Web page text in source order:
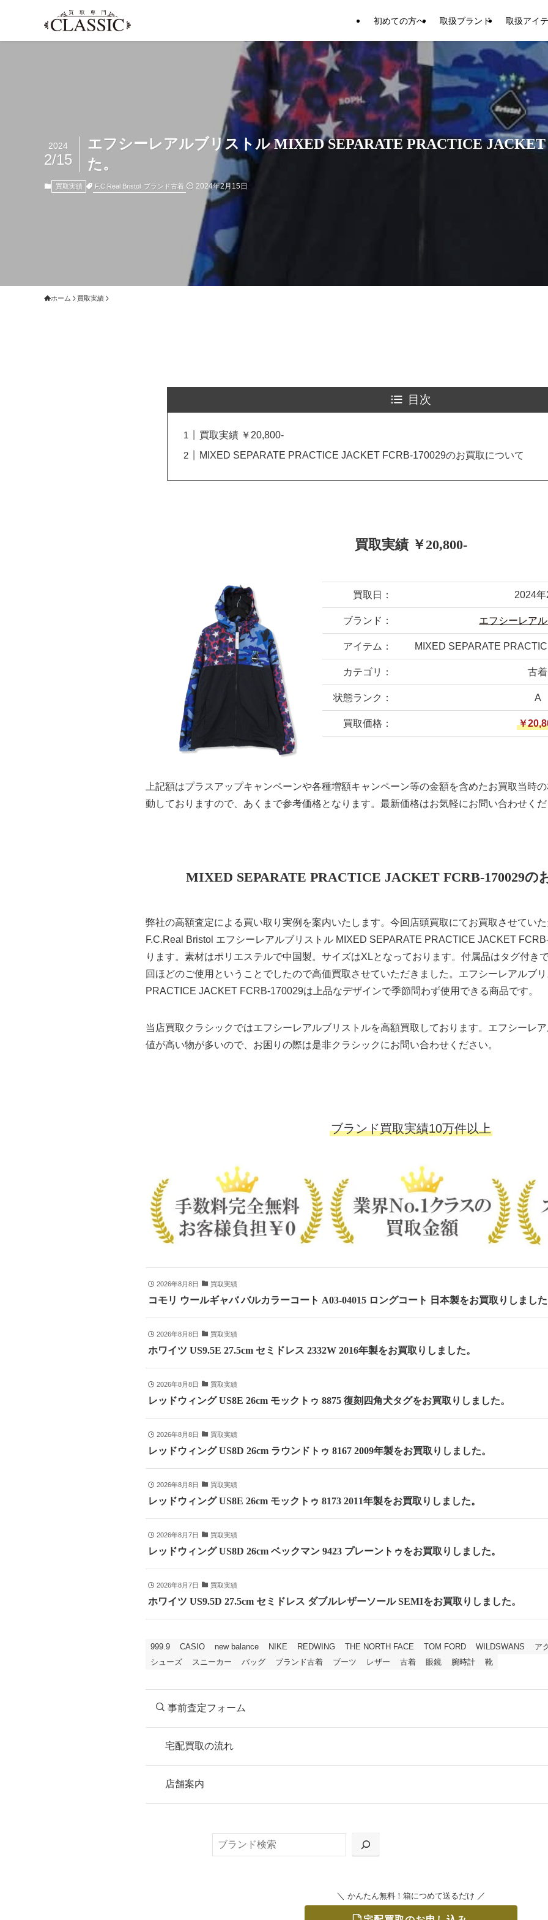
初めての方へ 取扱ブランド 取扱アイ
エフシーレアルブリストル MIXED SEPARATE PRACTICE
た。
2024
2/15
買取実績 F.C.Real Bristol ブランド古着 2024年2月15日
ホーム 買取実績
目次
買取実績 ￥20,800-
MIXED SEPARATE PRACTICE JACKET FCRB-170029のお買取について
買取実績 ￥20,800-
買取日： 2024
ブランド： エフシーレア
アイテム： MIXED SEPARATE
カテゴリ： 古着
状態ランク： A
買取価格： ￥
上記額はプラスアップキャンペーンや各種増額キャンペーン等の金額を含めたお買取当時
動しておりますので、あくまで参考価格となります。最新価格はお気軽にお問い合わせく
MIXED SEPARATE PRACTICE JACKET FCRB-170029の
弊社の高額査定による買い取り実例を案内いたします。今回店頭買取にてお買取させてい
F.C.Real Bristol エフシーレアルブリストル MIXED SEPARATE PRACTICE JACKET
ります。素材はポリエステルで中国製。サイズはXLとなっております。付属品はタグ付き
回ほどのご使用ということでしたので高価買取させていただきました。エフシーレアルブ
PRACTICE JACKET FCRB-170029は上品なデザインで季節問わず使用できる商品です。
当店買取クラシックではエフシーレアルブリストルを高額買取しております。エフシーレ
値が高い物が多いので、お困りの際は是非クラシックにお問い合わせください。
ブランド買取実績10万件以上
2026年8月8日 買取実績
コモリ ウールギャバ バルカラーコート A03-04015 ロングコート 日本製をお買取りしまし
2026年8月8日 買取実績
ホワイツ US9.5E 27.5cm セミドレス 2332W 2016年製をお買取りしました。
2026年8月8日 買取実績
レッドウィング US8E 26cm モックトゥ 8875 復刻四角犬タグをお買取りしました。
2026年8月8日 買取実績
レッドウィング US8D 26cm ラウンドトゥ 8167 2009年製をお買取りしました。
2026年8月8日 買取実績
レッドウィング US8E 26cm モックトゥ 8173 2011年製をお買取りしました。
2026年8月7日 買取実績
レッドウィング US8D 26cm ベックマン 9423 プレーントゥをお買取りしました。
2026年8月7日 買取実績
ホワイツ US9.5D 27.5cm セミドレス ダブルレザーソール SEMIをお買取りしました。
999.9 CASIO new balance NIKE REDWING THE NORTH FACE TOM FORD WILDSWANS
ア
シューズ
スニーカー バッグ ブランド古着 ブーツ レザー 古着 眼鏡 腕時計 靴
事前査定フォーム
宅配買取の流れ
お申込み
または梱包材不要の「集荷申込」からお選びいただけます。
店舗案内
＼ かんたん無料！箱につめて送るだけ ／